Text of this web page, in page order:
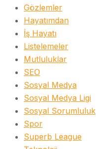
Gözlemler
Hayatımdan
İş Hayatı
Listelemeler
Mutluluklar
SEO
Sosyal Medya
Sosyal Medya Ligi
Sosyal Sorumluluk
Spor
Superb League